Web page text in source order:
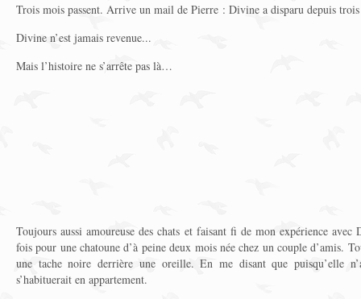
Trois mois passent. Arrive un mail de Pierre : Divine a disparu depuis
Divine n’est jamais revenue...
Mais l’histoire ne s’arrête pas là…
Toujours aussi amoureuse des chats et faisant fi de mon expérience
fois pour une chatoune d’à peine deux mois née chez un couple d’amis.
une tache noire derrière une oreille. En me disant que puisqu’elle
s’habituerait en appartement.